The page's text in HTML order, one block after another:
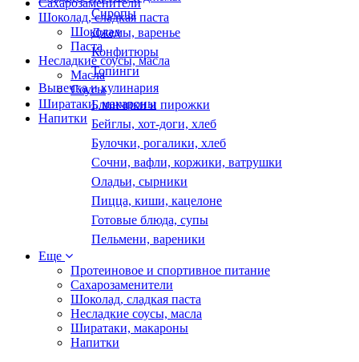
Сахарозаменители
Шоколад, сладкая паста
Шоколад
Паста
Несладкие соусы, масла
Масла
Соусы
Ширатаки, макароны
Напитки
Сиропы
Джемы, варенье
Конфитюры
Топинги
Выпечка и кулинария
Блинчики и пирожки
Бейглы, хот-доги, хлеб
Булочки, рогалики, хлеб
Сочни, вафли, коржики, ватрушки
Оладьи, сырники
Пицца, киши, кацелоне
Готовые блюда, супы
Пельмени, вареники
Еще
Протеиновое и спортивное питание
Сахарозаменители
Шоколад, сладкая паста
Несладкие соусы, масла
Ширатаки, макароны
Напитки